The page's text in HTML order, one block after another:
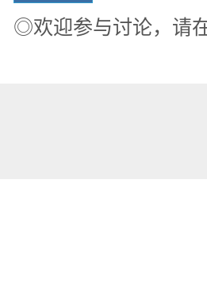
◎欢迎参与讨论，请